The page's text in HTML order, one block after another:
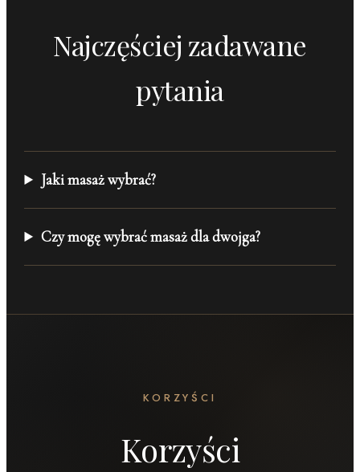
Najczęściej zadawane
pytania
Jaki masaż wybrać?
Czy mogę wybrać masaż dla dwojga?
KORZYŚCI
Korzyści